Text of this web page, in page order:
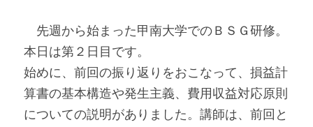
先週から始まった甲南大学でのＢＳＧ研修。
本日は第２日目です。
始めに、前回の振り返りをおこなって、損益計
算書の基本構造や発生主義、費用収益対応原則
についての説明がありました。講師は、前回と